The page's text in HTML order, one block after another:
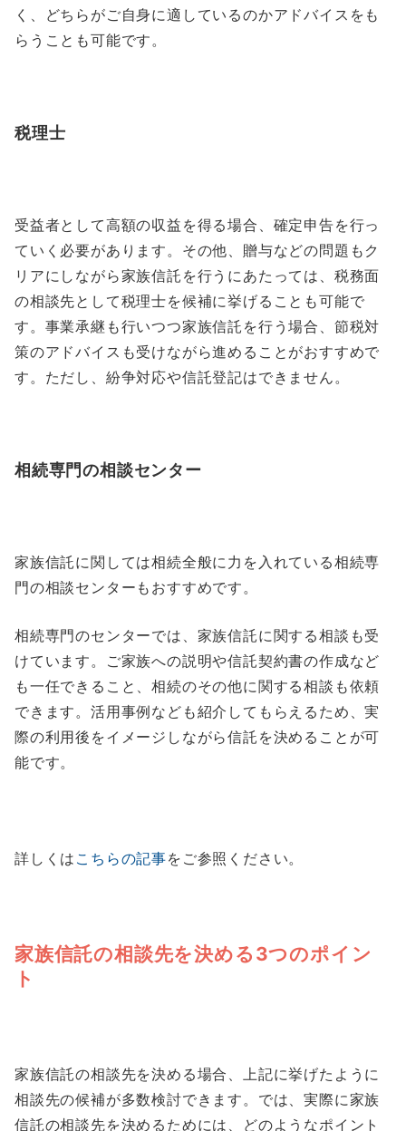
く、どちらがご自身に適しているのかアドバイスをも
らうことも可能です。
税理士
受益者として高額の収益を得る場合、確定申告を行っ
ていく必要があります。その他、贈与などの問題もク
リアにしながら家族信託を行うにあたっては、税務面
の相談先として税理士を候補に挙げることも可能で
す。事業承継も行いつつ家族信託を行う場合、節税対
策のアドバイスも受けながら進めることがおすすめで
す。ただし、紛争対応や信託登記はできません。
相続専門の相談センター
家族信託に関しては相続全般に力を入れている相続専
門の相談センターもおすすめです。
相続専門のセンターでは、家族信託に関する相談も受
けています。ご家族への説明や信託契約書の作成など
も一任できること、相続のその他に関する相談も依頼
できます。活用事例なども紹介してもらえるため、実
際の利用後をイメージしながら信託を決めることが可
能です。
詳しくは こちらの記事をご参照ください。
家族信託の相談先を決める3つのポイン
ト
家族信託の相談先を決める場合、上記に挙げたように
相談先の候補が多数検討できます。では、実際に家族
信託の相談先を決めるためには、どのようなポイント